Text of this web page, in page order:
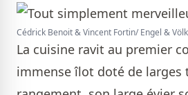
Cédrick Benoit & Vincent Fortin/ Engel &
La cuisine ravit au premier
immense îlot doté de larges